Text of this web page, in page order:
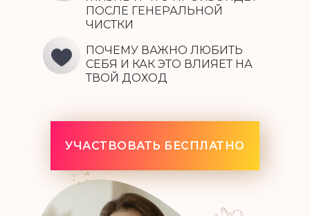
ПОСЛЕ ГЕНЕРАЛЬНОЙ
ЧИСТКИ
ПОЧЕМУ ВАЖНО ЛЮБИТЬ
СЕБЯ И КАК ЭТО ВЛИЯЕТ НА
ТВОЙ ДОХОД
УЧАСТВОВАТЬ БЕСПЛАТНО